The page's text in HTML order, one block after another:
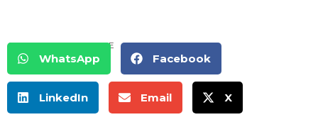
COMPARTILHE
WhatsApp Facebook
LinkedIn Email X